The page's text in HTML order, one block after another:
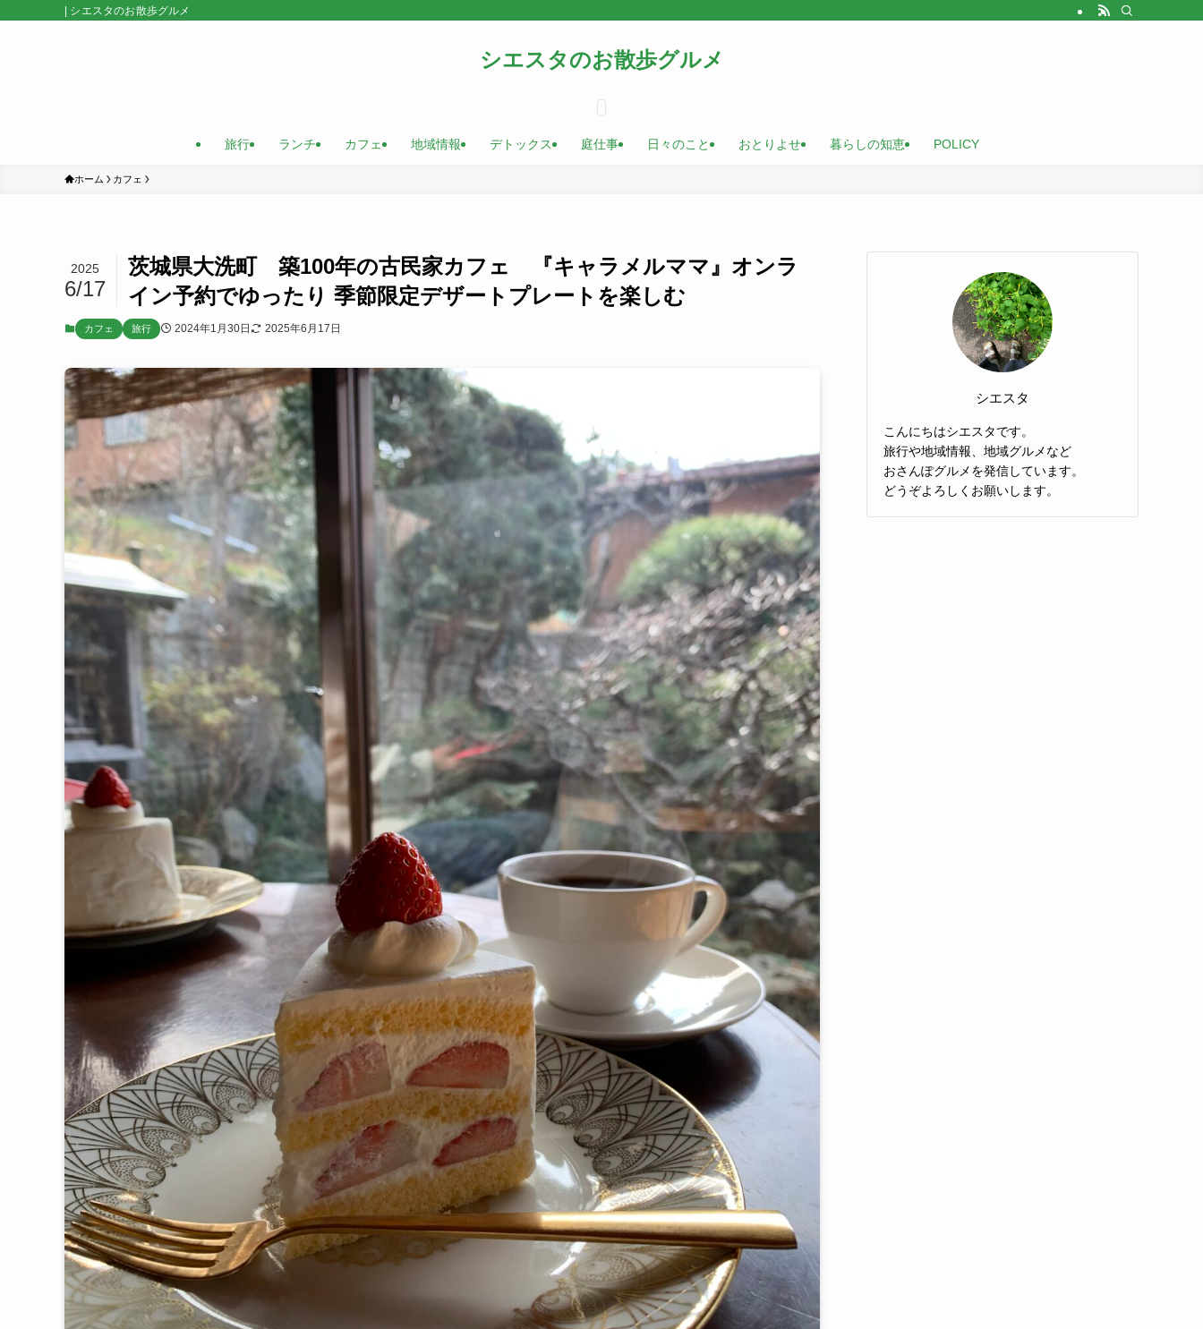
| シエスタのお散歩グルメ
シエスタのお散歩グルメ
旅行 ランチ カフェ 地域情報 デトックス 庭仕事 日々のこと おとりよせ 暮らしの知恵 POLICY
ホーム カフェ
茨城県大洗町 築100年の古民家カフェ 『キャラメルママ』オンラ
イン予約でゆったり 季節限定デザートプレートを楽しむ
2025
6/17
カフェ 旅行 2024年1月30日 2025年6月17日
シエスタ
こんにちはシエスタです。
旅行や地域情報、地域グルメなど
おさんぽグルメを発信しています。
どうぞよろしくお願いします。